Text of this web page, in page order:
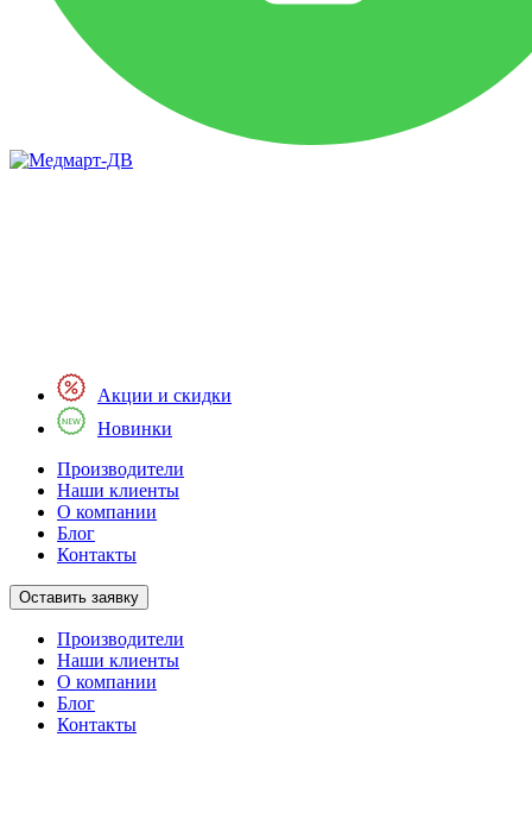
Акции и скидки
Новинки
Производители
Наши клиенты
О компании
Блог
Контакты
Оставить заявку
Производители
Наши клиенты
О компании
Блог
Контакты